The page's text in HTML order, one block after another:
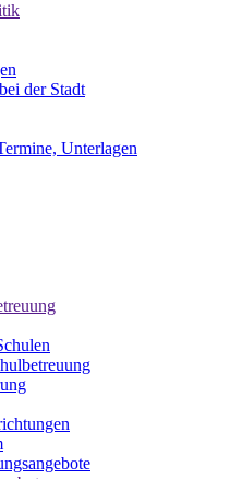
der Stadt
Unterlagen